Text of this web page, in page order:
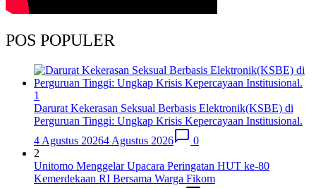
POS POPULER
1
Darurat Kekerasan Seksual Berbasis Elektronik(KSBE) di
Perguruan Tinggi: Ungkap Krisis Kepercayaan Institusional.
4 Agustus 20264 Agustus 2026
0
2
Unitomo Menggelar Upacara Peringatan HUT ke-80
Kemerdekaan RI Bersama Warga Fikom